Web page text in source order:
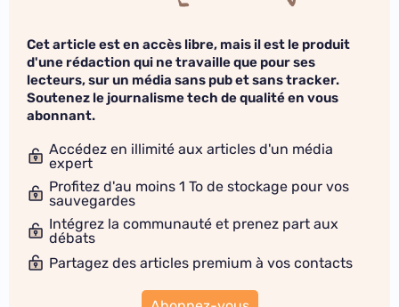
Cet article est en accès libre, mais il est le produit
d'une rédaction qui ne travaille que pour ses
lecteurs, sur un média sans pub et sans tracker.
Soutenez le journalisme tech de qualité en vous
abonnant.
Accédez en illimité aux articles d'un média
expert
Profitez d'au moins 1 To de stockage pour vos
sauvegardes
Intégrez la communauté et prenez part aux
débats
Partagez des articles premium à vos contacts